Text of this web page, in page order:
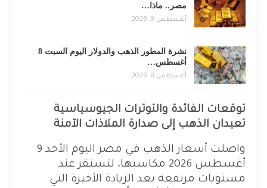
مصر.. ماذا…
أغسطس 9, 2026
نشرة المطور الذهب والدولار اليوم السبت 8
أغسطس…
أغسطس 8, 2026
توقعات الفائدة والتوترات الجيوسياسية
تعيدان الذهب إلى صدارة الملاذات الآمنة
واصلت أسعار الذهب في مصر اليوم الأحد 9
أغسطس 2026 مكاسبها، لتستقر عند
مستويات مرتفعة بعد الزيادة الأخيرة التي